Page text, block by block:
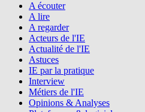
A écouter
A lire
A regarder
Acteurs de l'IE
Actualité de l'IE
Astuces
IE par la pratique
Interview
Métiers de l'IE
Opinions & Analyses